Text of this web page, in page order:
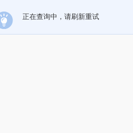
正在查询中，请刷新重试